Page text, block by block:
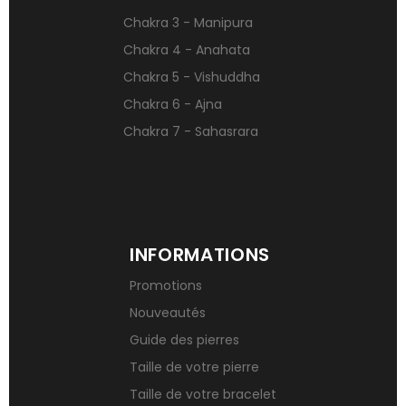
Signification des pierres de naissance
Chakra 3 - Manipura
Chakra 4 - Anahata
Chakra 5 - Vishuddha
Chakra 6 - Ajna
Chakra 7 - Sahasrara
INFORMATIONS
Promotions
Nouveautés
Guide des pierres
Taille de votre pierre
Taille de votre bracelet